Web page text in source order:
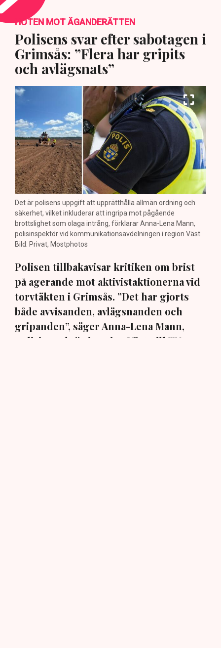
HOTEN MOT ÄGANDERÄTTEN
Polisens svar efter sabotagen i
Grimsås: ”Flera har gripits
och avlägsnats”
Det är polisens uppgift att upprätthålla allmän ordning och
säkerhet, vilket inkluderar att ingripa mot pågående
brottslighet som olaga intrång, förklarar Anna-Lena Mann,
polisinspektör vid kommunikationsavdelningen i region Väst.
Bild: Privat, Mostphotos
Polisen tillbakavisar kritiken om brist
på agerande mot aktivistaktionerna vid
torvtäkten i Grimsås. ”Det har gjorts
både avvisanden, avlägsnanden och
gripanden”, säger Anna-Lena Mann,
polisinspektör i region Väst, till TN.